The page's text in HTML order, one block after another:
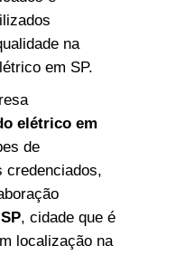
na
em SP.
elétrico em
de
credenciados,
, cidade que é
localização na